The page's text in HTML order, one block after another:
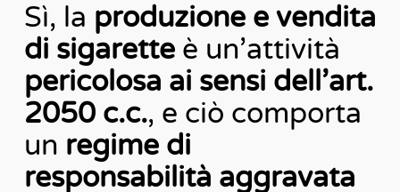
Sì, la produzione e vendita
di sigaretteè un’attività
pericolosa ai sensi dell’art.
2050 c.c., e ciò comporta
un regime di
responsabilità aggravata